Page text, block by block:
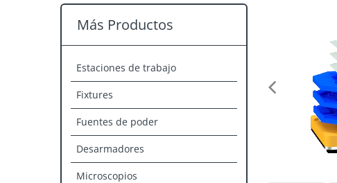
Más Productos
Estaciones de trabajo
Fixtures
Fuentes de poder
Desarmadores
Microscopios